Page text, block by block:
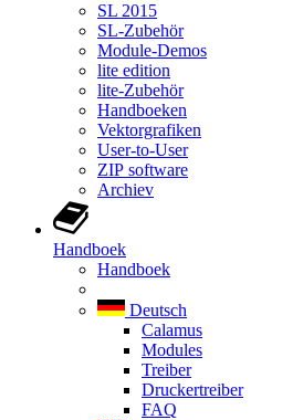
SL 2015
SL-Zubehör
Module-Demos
lite edition
lite-Zubehör
Handboeken
Vektorgrafiken
User-to-User
ZIP software
Archiev
Handboek
Handboek
Deutsch
Calamus
Modules
Treiber
Druckertreiber
FAQ